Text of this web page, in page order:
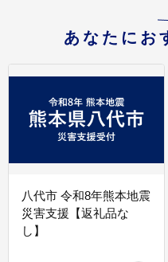
あなたにお
八代市 令和8年熊本地震
災害支援【返礼品な
し】